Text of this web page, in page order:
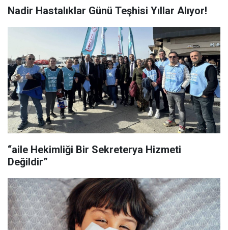
Nadir Hastalıklar Günü Teşhisi Yıllar Alıyor!
“aile Hekimliği Bir Sekreterya Hizmeti
Değildir”